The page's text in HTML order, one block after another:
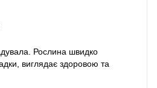
Рослина швидко
виглядає здоровою та